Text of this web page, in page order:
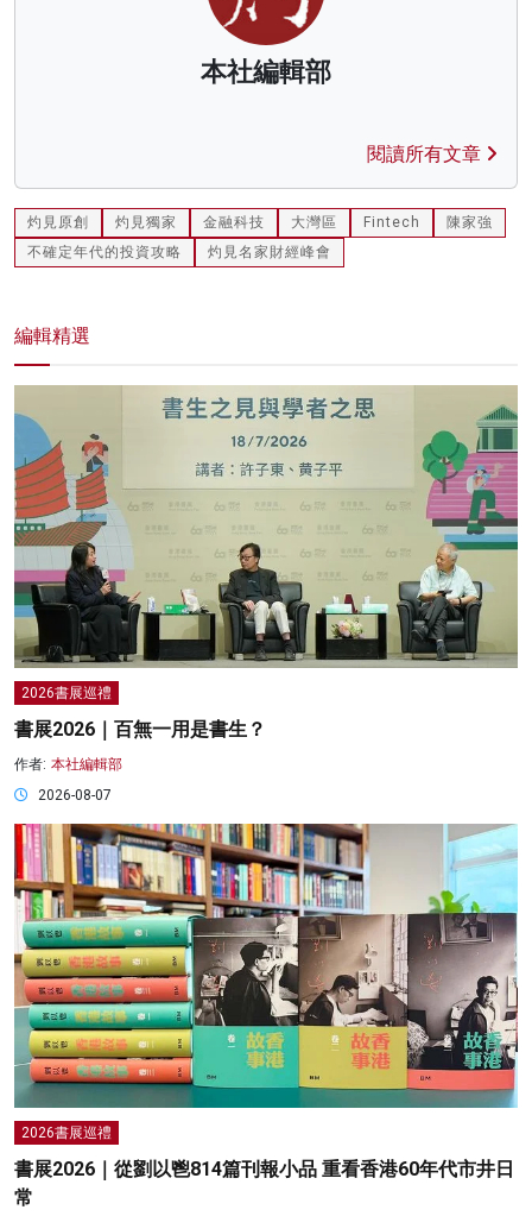
本社編輯部
閱讀所有文章
灼見原創 灼見獨家 金融科技 大灣區 Fintech
陳家強
不確定年代的投資攻略
灼見名家財經峰會
編輯精選
2026書展巡禮
書展2026｜百無一用是書生？
作者: 本社編輯部
2026-08-07
2026書展巡禮
書展2026｜從劉以鬯814篇刊報小品 重看香港60年代市井日
常